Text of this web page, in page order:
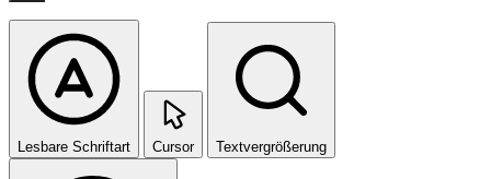
Lesbare Schriftart Cursor Textvergrößerung